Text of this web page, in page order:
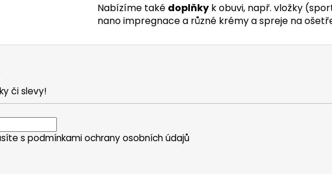
Nabízíme také doplňky k obuvi, např. vložky
nano impregnace a různé krémy a spreje na
či slevy!
s podmínkami ochrany osobních údajů